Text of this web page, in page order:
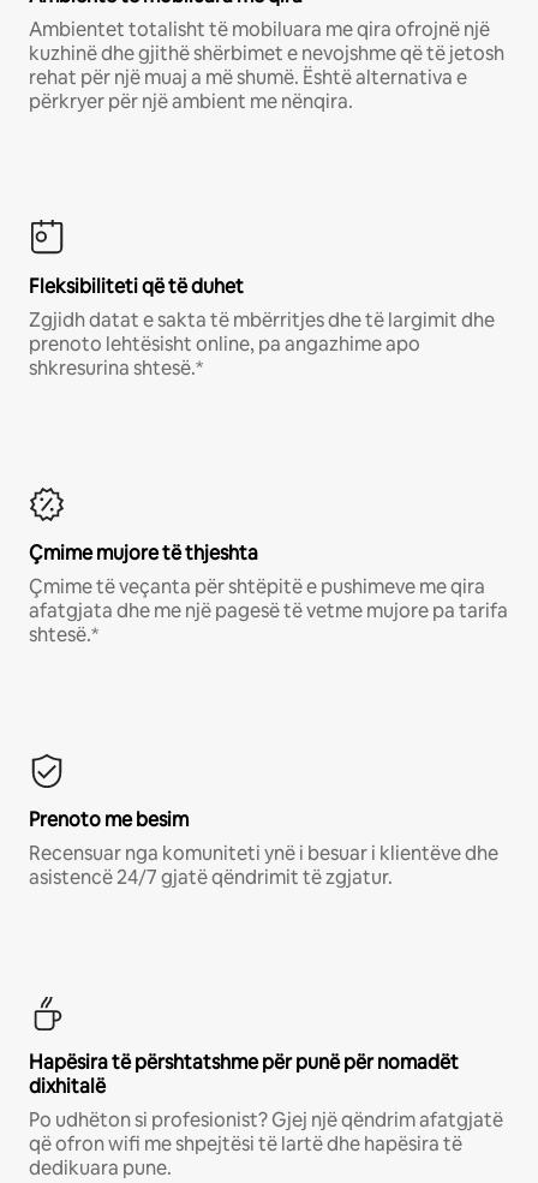
Ambientet totalisht të mobiluara me qira ofrojnë një
kuzhinë dhe gjithë shërbimet e nevojshme që të jetosh
rehat për një muaj a më shumë. Është alternativa e
përkryer për një ambient me nënqira.
Fleksibiliteti që të duhet
Zgjidh datat e sakta të mbërritjes dhe të largimit dhe
prenoto lehtësisht online, pa angazhime apo
shkresurina shtesë.*
Çmime mujore të thjeshta
Çmime të veçanta për shtëpitë e pushimeve me qira
afatgjata dhe me një pagesë të vetme mujore pa tarifa
shtesë.*
Prenoto me besim
Recensuar nga komuniteti ynë i besuar i klientëve dhe
asistencë 24/7 gjatë qëndrimit të zgjatur.
Hapësira të përshtatshme për punë për nomadët
dixhitalë
Po udhëton si profesionist? Gjej një qëndrim afatgjatë
që ofron wifi me shpejtësi të lartë dhe hapësira të
dedikuara pune.